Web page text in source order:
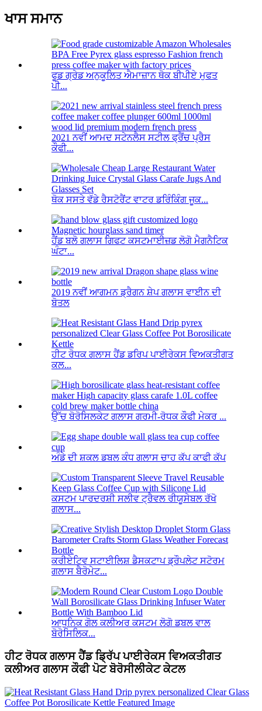
ਖਾਸ ਸਮਾਨ
ਫੂਡ ਗ੍ਰੇਡ ਅਨੁਕੂਲਿਤ ਐਮਾਜ਼ਾਨ ਥੋਕ ਬੀਪੀਏ ਮੁਫਤ
ਪੀ...
2021 ਨਵੀਂ ਆਮਦ ਸਟੇਨਲੈਸ ਸਟੀਲ ਫ੍ਰੈਂਚ ਪ੍ਰੈਸ
ਕੌਫੀ...
ਥੋਕ ਸਸਤੇ ਵੱਡੇ ਰੈਸਟੋਰੈਂਟ ਵਾਟਰ ਡਰਿੰਕਿੰਗ ਜੂਕ...
ਹੈਂਡ ਬਲੋ ਗਲਾਸ ਗਿਫਟ ਕਸਟਮਾਈਜ਼ਡ ਲੋਗੋ ਮੈਗਨੈਟਿਕ
ਘੰਟਾ...
2019 ਨਵੀਂ ਆਗਮਨ ਡ੍ਰੈਗਨ ਸ਼ੇਪ ਗਲਾਸ ਵਾਈਨ ਦੀ
ਬੋਤਲ
ਹੀਟ ਰੋਧਕ ਗਲਾਸ ਹੈਂਡ ਡਰਿਪ ਪਾਈਰੇਕਸ ਵਿਅਕਤੀਗਤ
ਕਲ...
ਉੱਚ ਬੋਰੋਸਿਲਕੇਟ ਗਲਾਸ ਗਰਮੀ-ਰੋਧਕ ਕੌਫੀ ਮੇਕਰ ...
ਅੰਡੇ ਦੀ ਸ਼ਕਲ ਡਬਲ ਕੰਧ ਗਲਾਸ ਚਾਹ ਕੱਪ ਕਾਫੀ ਕੱਪ
ਕਸਟਮ ਪਾਰਦਰਸ਼ੀ ਸਲੀਵ ਟ੍ਰੈਵਲ ਰੀਯੂਸੇਬਲ ਰੱਖੋ
ਗਲਾਸ...
ਕਰੀਏਟਿਵ ਸਟਾਈਲਿਸ਼ ਡੈਸਕਟਾਪ ਡ੍ਰੌਪਲੇਟ ਸਟੋਰਮ
ਗਲਾਸ ਬੈਰੋਮੇਟ...
ਆਧੁਨਿਕ ਗੋਲ ਕਲੀਅਰ ਕਸਟਮ ਲੋਗੋ ਡਬਲ ਵਾਲ
ਬੋਰੋਸਿਲਿਕ...
ਹੀਟ ਰੋਧਕ ਗਲਾਸ ਹੈਂਡ ਡ੍ਰਿੱਪ ਪਾਈਰੇਕਸ ਵਿਅਕਤੀਗਤ
ਕਲੀਅਰ ਗਲਾਸ ਕੌਫੀ ਪੋਟ ਬੋਰੋਸੀਲੀਕੇਟ ਕੇਟਲ